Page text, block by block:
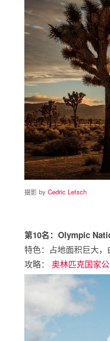
摄影 by Cedric Letsch
第10名：Olympic
特色：占地面积巨大
攻略： 奥林匹克国家